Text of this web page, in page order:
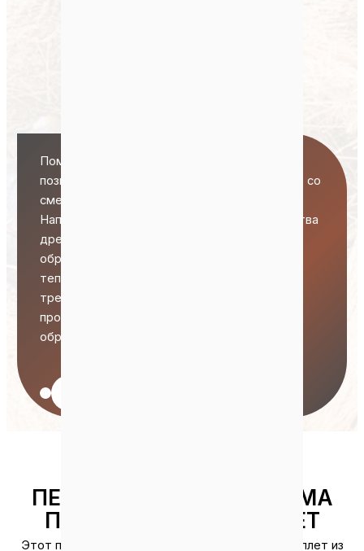
Помимо этих материалов, данное решение
позволяет перерабатывать в пеллеты сырье со
смешанным соотношением компонентов.
Например, добавление некоторого количества
древесной щепы может повысить скорость
образования пеллет, а также увеличить
тепловую мощность сгорания. Если вам
требуется индивидуальное решение для
производства пеллет, пожалуйста,
обращайтесь к нам в любое время.
ПЕЛЛЕТЫ ИЗ EFB СИСТЕМА
ПРОИЗВОДСТВА ПЕЛЛЕТ
Этот промышленный завод по производству пеллет из